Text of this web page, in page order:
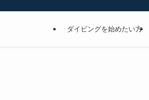
ダイビングを始めたい方